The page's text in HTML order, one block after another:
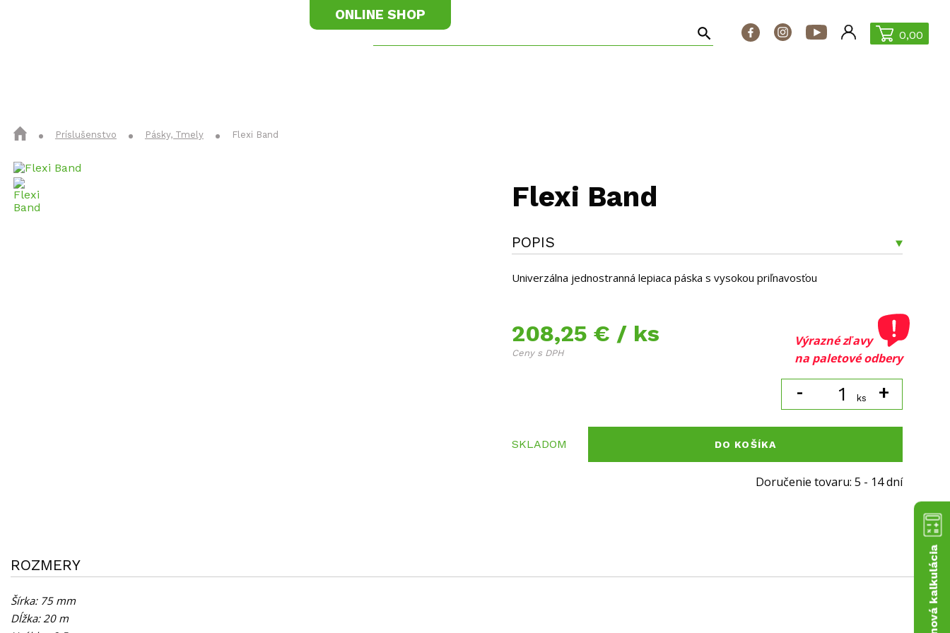
0,00
Príslušenstvo Pásky, Tmely Flexi Band
Flexi Band
POPIS
Univerzálna jednostranná lepiaca páska s vysokou priľnavosťou
208,25 € / ks
Ceny s DPH
Výrazné zľavy
na paletové odbery
- ks +
SKLADOM DO KOŠÍKA
Doručenie tovaru: 5 - 14 dní
ROZMERY
Šírka: 75 mm
Dĺžka: 20 m
Cenová kalkulácia
ONLINE SHOP